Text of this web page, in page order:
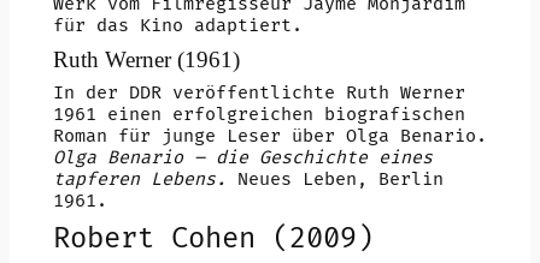
für das Kino adaptiert.
Ruth Werner (1961)
In der DDR veröffentlichte Ruth Werner
1961 einen erfolgreichen biografischen
Roman für junge Leser über Olga Benario.
Olga Benario – die Geschichte eines
tapferen Lebens. Neues Leben, Berlin
1961.
Robert Cohen (2009)